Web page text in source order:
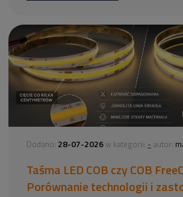
Dodano: 28-07-2026 w kategorii: - autor:
Taśma LED COB czy COB
Porównanie technologii i